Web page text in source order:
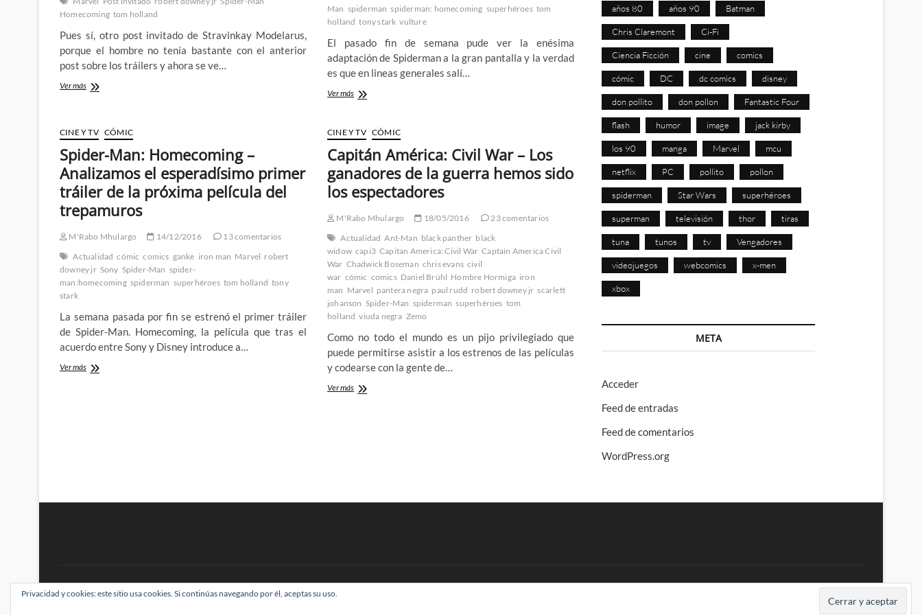
pero
altamente
Homecoming tom holland
Pues sí, otro post invitado de Stravinkay Modelarus,
porque el hombre no tenía bastante con el anterior
post sobre los tráilers y ahora se ve…
Ver másSomos
post
invitado
sobre
Spiderman
Homecoming
Man spiderman spiderman: homecoming superhéroes tom
holland tony stark vulture
El pasado fin de semana pude ver la enésima
adaptación de Spiderman a la gran pantalla y la verdad
es que en lineas generales salí…
Ver másSpiderman:
Pues
a
mi
ha
gustado
CINE Y TV CÓMIC
Spider-Man: Homecoming –
Analizamos el esperadísimo primer
tráiler de la próxima película del
trepamuros
M'Rabo Mhulargo 14/12/2016
13 comentarios
Actualidad cómic comics ganke iron man Marvel robert
downey jr Sony Spider-Man spider-
man:homecoming spiderman superhéroes tom holland tony
stark
La semana pasada por fin se estrenó el primer tráiler
de Spider-Man. Homecoming, la película que tras el
acuerdo entre Sony y Disney introduce a…
Ver másSpider-
próxima
CINE Y TV CÓMIC
Capitán América: Civil War – Los
ganadores de la guerra hemos sido
los espectadores
M'Rabo Mhulargo 18/05/2016
23 comentarios
Actualidad Ant-Man black panther black
widow capi3 Capitan America: Civil War Captain America Civil
War Chadwick Boseman chris evans civil
war cómic comics Daniel Brühl Hombre Hormiga iron
man Marvel pantera negra paul rudd robert downey jr scarlett
johanson Spider-Man spiderman superhéroes tom
holland viuda negra Zemo
Como no todo el mundo es un pijo privilegiado que
puede permitirse asistir a los estrenos de las películas
y codearse con la gente de…
Ver másCapitán
años 80 años 90 Batman
Chris Claremont Ci-Fi
Ciencia Ficción cine comics
cómic DC dc comics disney
don pollito don pollon Fantastic Four
flash humor image jack kirby
los 90 manga Marvel mcu
netflix PC pollito pollon
spiderman Star Wars superhéroes
superman televisión thor tiras
tuna tunos tv Vengadores
videojuegos webcomics x-men
xbox
META
Acceder
Feed de entradas
Feed de comentarios
WordPress.org
BRAINSTOMPING| Diseñado por:Theme Freesia|WordPress| © Todos los derechos reservados
Privacidad y cookies: este sitio usa cookies. Si continúas navegando por él, aceptas su uso.